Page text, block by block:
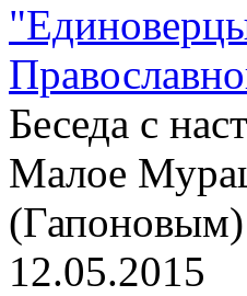
Беседа с
Малое
(Гапоновым)
12.05.2015